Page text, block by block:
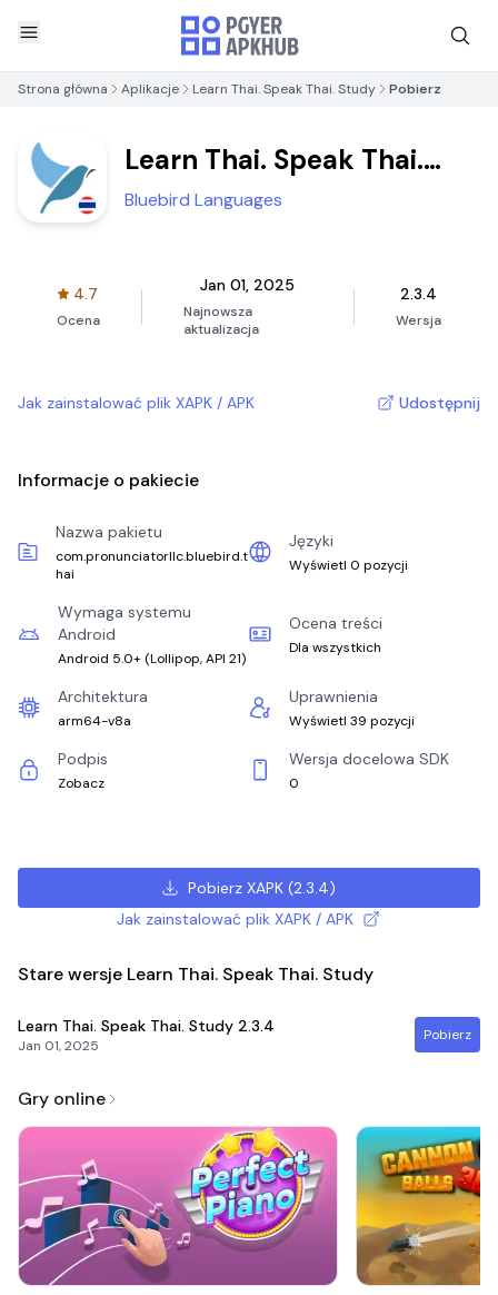
Strona główna Aplikacje Learn Thai. Speak Thai. Study Pobierz
Learn Thai. Speak Thai.
Study
Bluebird Languages
4.7
Ocena
Jan 01, 2025
Najnowsza
aktualizacja
2.3.4
Wersja
Jak zainstalować plik XAPK / APK Udostępnij
Informacje o pakiecie
Nazwa pakietu
com.pronunciatorllc.bluebird.t
hai
Języki
Wyświetl 0 pozycji
Wymaga systemu
Android
Android 5.0+(Lollipop, API 21)
Ocena treści
Dla wszystkich
Architektura
arm64-v8a
Uprawnienia
Wyświetl 39 pozycji
Podpis
Zobacz
Wersja docelowa SDK
0
Pobierz XAPK (2.3.4)
Jak zainstalować plik XAPK / APK
Stare wersje Learn Thai. Speak Thai. Study
Learn Thai. Speak Thai. Study 2.3.4
Jan 01, 2025
Pobierz
Gry online